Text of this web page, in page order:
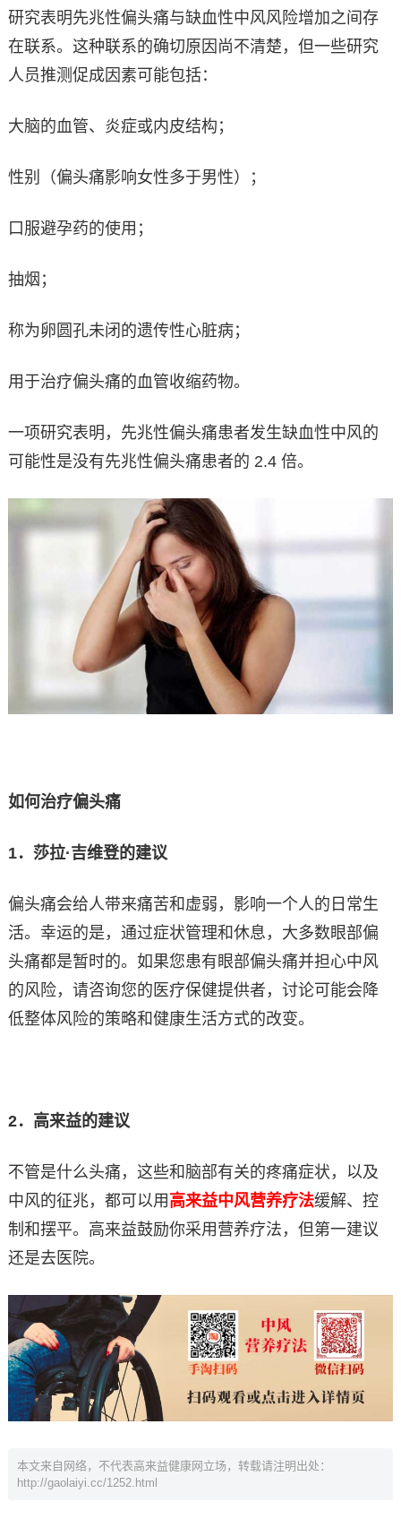
研究表明先兆性偏头痛与缺血性中风风险增加之间存
在联系。这种联系的确切原因尚不清楚，但一些研究
人员推测促成因素可能包括：
大脑的血管、炎症或内皮结构；
性别（偏头痛影响女性多于男性）；
口服避孕药的使用；
抽烟；
称为卵圆孔未闭的遗传性心脏病；
用于治疗偏头痛的血管收缩药物。
一项研究表明，先兆性偏头痛患者发生缺血性中风的
可能性是没有先兆性偏头痛患者的 2.4 倍。
如何治疗偏头痛
1．莎拉·吉维登的建议
偏头痛会给人带来痛苦和虚弱，影响一个人的日常生
活。幸运的是，通过症状管理和休息，大多数眼部偏
头痛都是暂时的。如果您患有眼部偏头痛并担心中风
的风险，请咨询您的医疗保健提供者，讨论可能会降
低整体风险的策略和健康生活方式的改变。
2．高来益的建议
不管是什么头痛，这些和脑部有关的疼痛症状，以及
中风的征兆，都可以用 高来益中风营养疗法缓解、控
制和摆平。高来益鼓励你采用营养疗法，但第一建议
还是去医院。
本文来自网络，不代表高来益健康网立场，转载请注明出处：
http://gaolaiyi.cc/1252.html